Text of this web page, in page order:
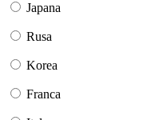
Japana
Rusa
Korea
Franca